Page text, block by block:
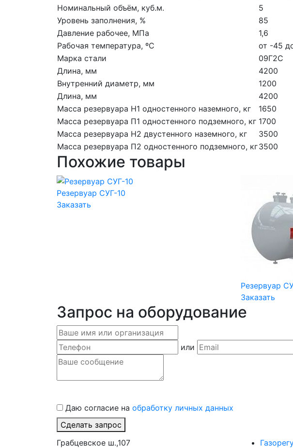
Номинальный объём, куб.м.
5
Уровень заполнения, %
85
Давление рабочее, МПа
1,6
Рабочая температура, ºС
от -45
Марка стали
09Г2С
Длина, мм
4200
Внутренний диаметр, мм
1200
Длина, мм
4200
Масса резервуара Н1 одностенного наземного, кг
1650
Масса резервуара П1 одностенного подземного, кг 1700
Масса резервуара Н2 двустенного наземного, кг
3500
Масса резервуара П2 одностенного подземного, кг3500
Похожие товары
Резервуар СУГ-10
Заказать
Резервуар
Заказать
Запрос на оборудование
или
Даю согласие на обработку личных данных
Сделать запрос
Грабцевское ш.,107